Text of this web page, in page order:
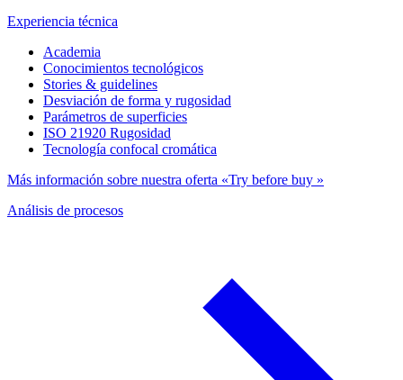
Experiencia técnica
Academia
Conocimientos tecnológicos
Stories & guidelines
Desviación de forma y rugosidad
Parámetros de superficies
ISO 21920 Rugosidad
Tecnología confocal cromática
Más información sobre nuestra oferta «Try before buy »
Análisis de procesos